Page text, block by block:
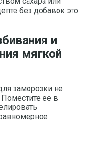
без добавок это
и
мягкой
заморозки не
ее в